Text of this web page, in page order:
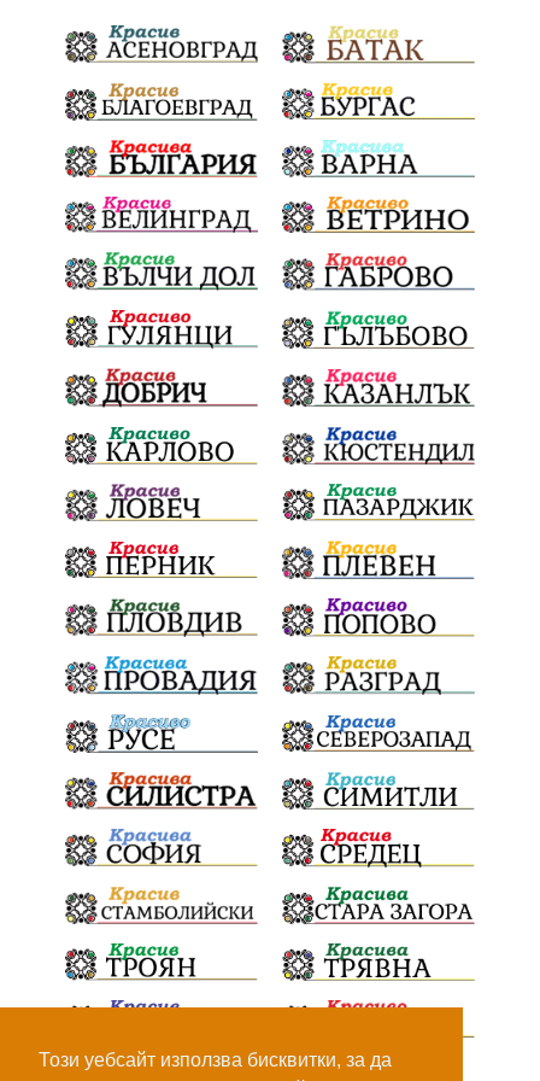
Този уебсайт използва бисквитки, за да
Пловдив БългарскиДух ГражданскаПозиция
ГражданскоУчастие Отговорност
ОбщинскиСъвет Полиграф
ДетекторНаЛъжата МВР
ОбезпечителниМерки МестнаВласт Котел
СИК Ружица РайнаКнягиня
ВеселинОрешков Шофьори
НационаленШампион ОрлинОрлиновЕнчев
ЕкатеринаДафовска Тракия ПТП
100Метра Атина
Живи свидетели на историята
БрашноСтоименов ИстинскиХляб
БългарскоКачество ПътнаИнфраструктура
Асфалт ВСС СъдебнаРеформа Шантаж
ПолитическиНатиск ЗаплахаЗаАрест
ПартияВеличие
ВоенниТехнологии